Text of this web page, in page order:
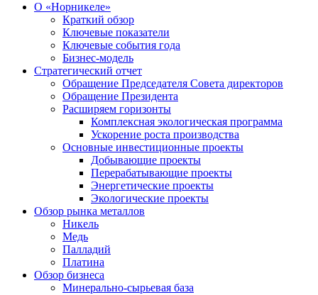
О «Норникеле»
Краткий обзор
Ключевые показатели
Ключевые события года
Бизнес-модель
Стратегический отчет
Обращение Председателя Совета директоров
Обращение Президента
Расширяем горизонты
Комплексная экологическая программа
Ускорение роста производства
Основные инвестиционные проекты
Добывающие проекты
Перерабатывающие проекты
Энергетические проекты
Экологические проекты
Обзор рынка металлов
Никель
Медь
Палладий
Платина
Обзор бизнеса
Минерально-сырьевая база